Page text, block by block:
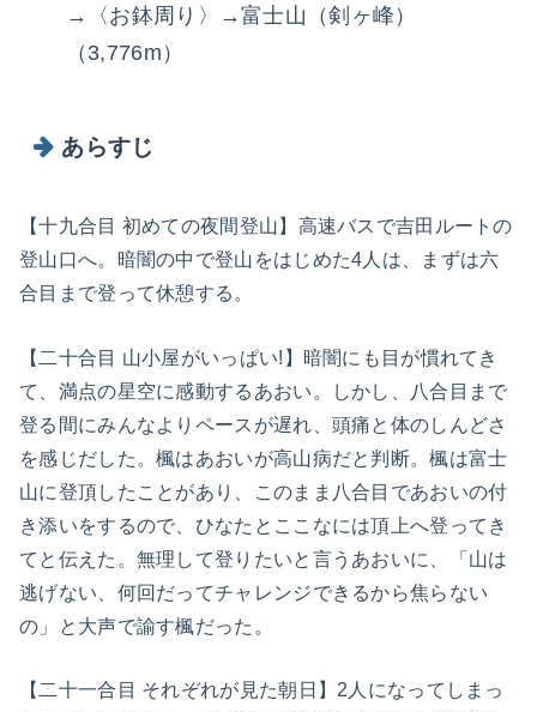
→〈お鉢周り〉→富士山（剣ヶ峰）
（3,776m）
あらすじ
【十九合目 初めての夜間登山】高速バスで吉田ルートの
登山口へ。暗闇の中で登山をはじめた4人は、まずは六
合目まで登って休憩する。
【二十合目 山小屋がいっぱい!】暗闇にも目が慣れてき
て、満点の星空に感動するあおい。しかし、八合目まで
登る間にみんなよりペースが遅れ、頭痛と体のしんどさ
を感じだした。楓はあおいが高山病だと判断。楓は富士
山に登頂したことがあり、このまま八合目であおいの付
き添いをするので、ひなたとここなには頂上へ登ってき
てと伝えた。無理して登りたいと言うあおいに、「山は
逃げない、何回だってチャレンジできるから焦らない
の」と大声で諭す楓だった。
【二十一合目 それぞれが見た朝日】2人になってしまっ